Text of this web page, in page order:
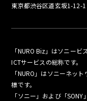
東京都渋谷区道玄坂1-12-
「NURO Biz」はソニー
ICTサービスの総称です。
「NURO」はソニーネッ
標です。
「ソニー」および「